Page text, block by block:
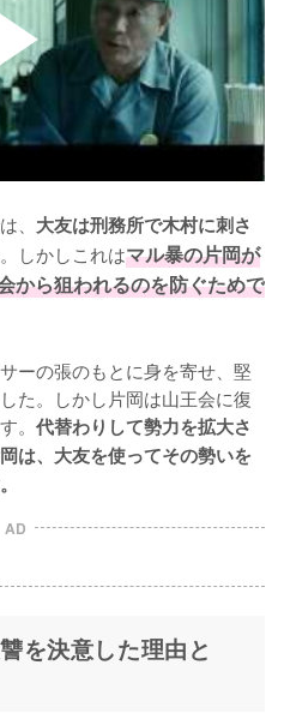
、 大友は刑務所で木村に刺さ
しかしこれはマル暴の片岡が
から狙われるのを防ぐためで
ーの張のもとに身を寄せ、堅
た。しかし片岡は山王会に復
。 代替わりして勢力を拡大さ
は、大友を使ってその勢いを
AD
を決意した理由と